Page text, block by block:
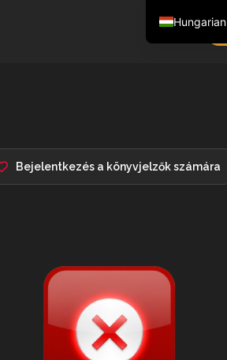
Bejelentkezés a könyvjelzők számára
Hungarian
English
French